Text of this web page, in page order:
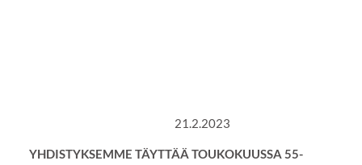
21.2.2023
YHDISTYKSEMME TÄYTTÄÄ TOUKOKUUSSA 55-